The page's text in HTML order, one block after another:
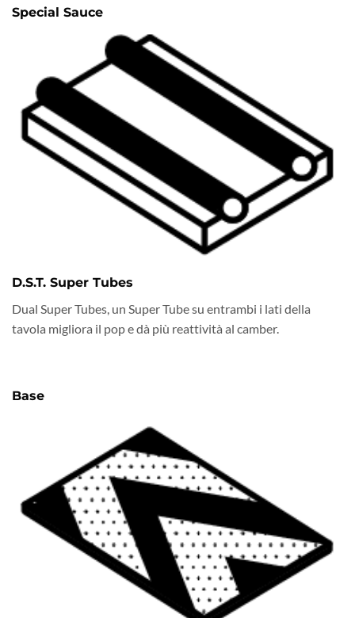
Special Sauce
D.S.T. Super Tubes
Dual Super Tubes, un Super Tube su entrambi i lati della
tavola migliora il pop e dà più reattività al camber.
Base